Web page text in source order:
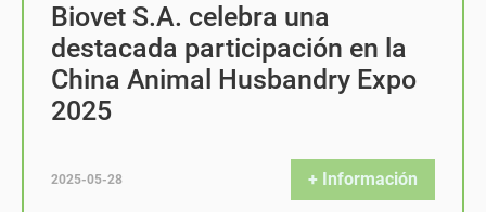
Biovet S.A. celebra una
destacada participación en la
China Animal Husbandry Expo
2025
2025-05-28 + Información